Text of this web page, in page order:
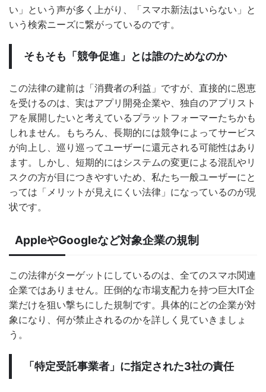
い」という声が多く上がり、「スマホ新法はいらない」と
いう検索ニーズに繋がっているのです。
そもそも「競争促進」とは誰のためなのか
この法律の建前は「消費者の利益」ですが、直接的に恩恵
を受けるのは、実はアプリ開発企業や、独自のアプリスト
アを展開したいと考えているプラットフォーマーたちかも
しれません。もちろん、長期的には競争によってサービス
が向上し、巡り巡ってユーザーに還元される可能性はあり
ます。しかし、短期的にはシステムの変更による混乱やリ
スクの方が目につきやすいため、私たち一般ユーザーにと
っては「メリットが見えにくい法律」になっているのが現
状です。
AppleやGoogleなど対象企業の規制
この法律がターゲットにしているのは、全てのスマホ関連
企業ではありません。圧倒的な市場支配力を持つ巨大IT企
業だけを狙い撃ちにした規制です。具体的にどの企業が対
象になり、何が禁止されるのかを詳しく見ていきましょ
う。
「特定受託事業者」に指定された3社の責任